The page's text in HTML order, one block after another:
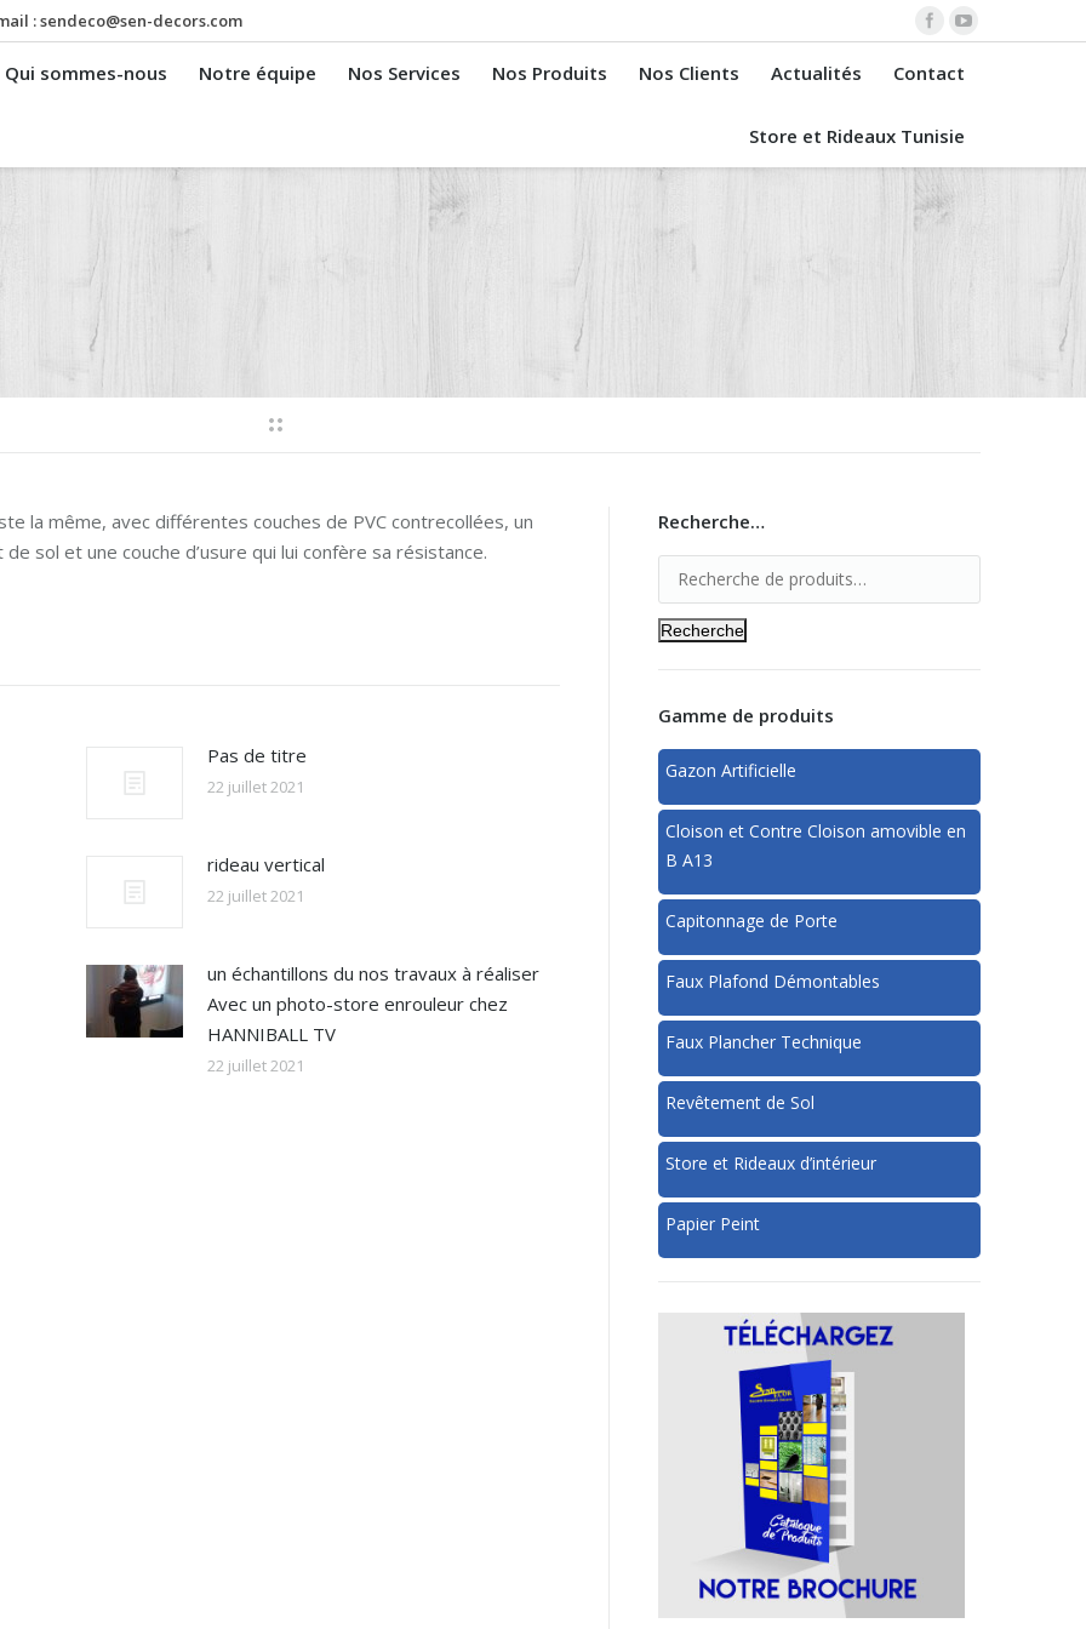
:sendeco@sen-decors.com
Qui sommes-nous Notre équipe Nos Services Nos Produits Nos Clients Actualités Contact
Store et Rideaux Tunisie
la même, avec différentes couches de PVC contrecollées, un
sol et une couche d’usure qui lui confère sa résistance.
Pas de titre
22 juillet 2021
rideau vertical
22 juillet 2021
un échantillons du nos travaux à réaliser
Avec un photo-store enrouleur chez
HANNIBALL TV
22 juillet 2021
Recherche…
Recherche
Gamme de produits
Gazon Artificielle
Cloison et Contre Cloison amovible en
B A13
Capitonnage de Porte
Faux Plafond Démontables
Faux Plancher Technique
Revêtement de Sol
Store et Rideaux d’intérieur
Papier Peint